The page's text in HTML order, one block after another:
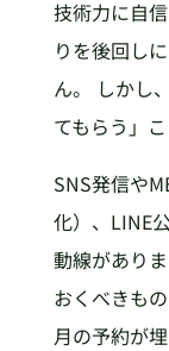
技術力に自
りを後回し
ん。 しかし
てもらう」
SNS発信や
化）、LINE
動線があり
おくべきも
月の予約が